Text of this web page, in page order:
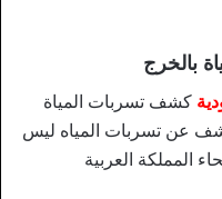
بالخرج
كشف تسربات المياة
عن تسربات المياه ليس
المملكة العربية